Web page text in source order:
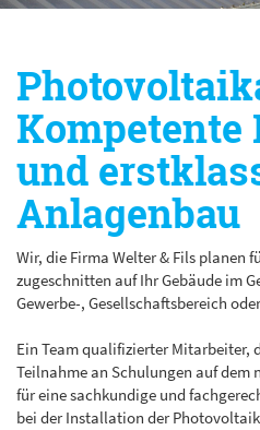
Kompetente
und
Anlagenbau
Wir, die Firma Welter & Fils planen
zugeschnitten auf Ihr Gebäude im
Gewerbe-, Gesellschaftsbereich
Ein Team qualifizierter Mitarbeiter,
Teilnahme an Schulungen auf dem
für eine sachkundige und
bei der Installation der